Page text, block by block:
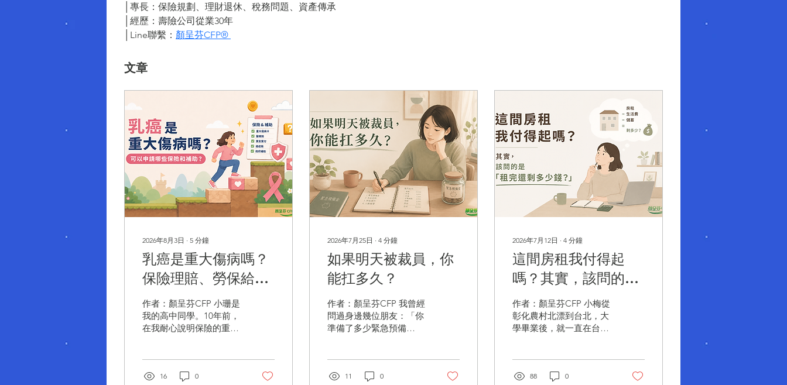
│專長：保險規劃、理財退休、稅務問題、資產傳承
│經歷：壽險公司從業30年
│Line聯繫： 顏呈芬CFP®
文章
2026年8月3日 ∙ 5 分鐘
乳癌是重大傷病嗎？
保險理賠、勞保給
付、政府補助一次看
懂！
作者：顏呈芬CFP 小珊是
我的高中同學。10年前，
在我耐心說明保險的重要
進行保單健檢，也建議她
16 0
2026年7月25日 ∙ 4 分鐘
如果明天被裁員，你
能扛多久？
作者：顏呈芬CFP 我曾經
問過身邊幾位朋友：「你
準備了多少緊急預備
姐，單身，擔任財務經
11 0
2026年7月12日 ∙ 4 分鐘
這間房租我付得起
嗎？其實，該問的是
「租完還剩多少
錢？」
作者：顏呈芬CFP 小梅從
彰化農村北漂到台北，大
學畢業後，就一直在台北
一次找房子，她最在意的
88 0